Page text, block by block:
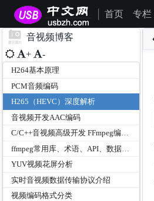
首页 专栏
音视频博客
+ -
H264基本原理
PCM音频编码
H265（HEVC）深度解析
音视频开发AAC编码
C/C++音视频高级开发 FFmpeg编程入门
YUV视频花屏分析
实时音视频数据传输协议介绍
视频编码格式分类